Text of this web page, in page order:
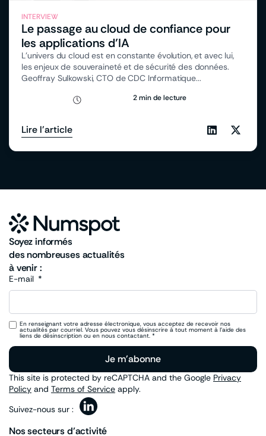
INTERVIEW
Le passage au cloud de confiance pour
les applications d’IA
L’univers du cloud est en constante évolution, et avec lui,
les enjeux de souveraineté et de sécurité des données.
Geoffray Sulkowski, CTO de CDC Informatique...
2 min de lecture
Lire l'article
Nos secteurs d’activité
Soyez informés
des nombreuses actualités
à venir :
E-mail
En renseignant votre adresse électronique, vous acceptez de recevoir nos
actualités par courriel. Vous pouvez vous désinscrire à tout moment à l’aide des
liens de désinscription ou en nous contactant. *
Je m'abonne
This site is protected by reCAPTCHA and the Google Privacy
Policy and Terms of Service apply.
Suivez-nous sur :